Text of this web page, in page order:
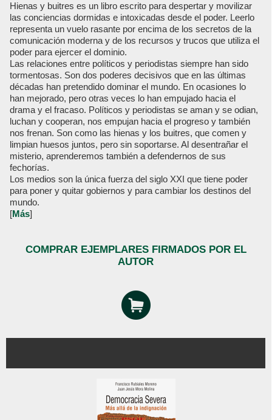
Hienas y buitres es un libro escrito para despertar y movilizar
las conciencias dormidas e intoxicadas desde el poder. Leerlo
representa un vuelo rasante por encima de los secretos de la
comunicación moderna y de los recursos y trucos que utiliza el
poder para ejercer el dominio.
Las relaciones entre políticos y periodistas siempre han sido
tormentosas. Son dos poderes decisivos que en las últimas
décadas han pretendido dominar el mundo. En ocasiones lo
han mejorado, pero otras veces lo han empujado hacia el
drama y el fracaso. Políticos y periodistas se aman y se odian,
luchan y cooperan, nos empujan hacia el progreso y también
nos frenan. Son como las hienas y los buitres, que comen y
limpian huesos juntos, pero sin soportarse. Al desentrañar el
misterio, aprenderemos también a defendernos de sus
fechorías.
Los medios son la única fuerza del siglo XXI que tiene poder
para poner y quitar gobiernos y para cambiar los destinos del
mundo.
[Más]
COMPRAR EJEMPLARES FIRMADOS POR EL
AUTOR